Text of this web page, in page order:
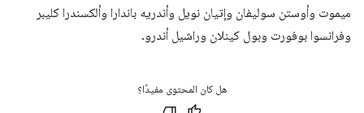
ميموت وأوستن سوليفان وإتيان نويل وأندريه باندارا وألكسندرا كليبر
وفرانسوا بوفورت وبول كينلان وراشيل أندرو.
هل كان المحتوى مفيدًا؟